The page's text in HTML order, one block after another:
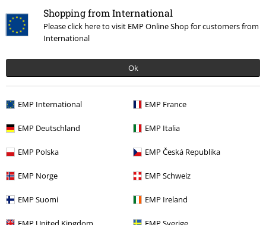
Shopping from International
Please click here to visit EMP Online Shop for customers from
International
Ok
EMP International EMP France
EMP Deutschland EMP Italia
EMP Polska EMP Česká Republika
EMP Norge EMP Schweiz
EMP Suomi EMP Ireland